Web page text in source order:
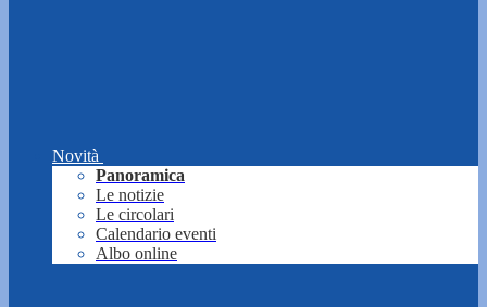
Novità
Panoramica
Le notizie
Le circolari
Calendario eventi
Albo online